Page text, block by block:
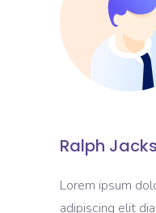
Ralph
Lorem ipsum
adipiscing elit